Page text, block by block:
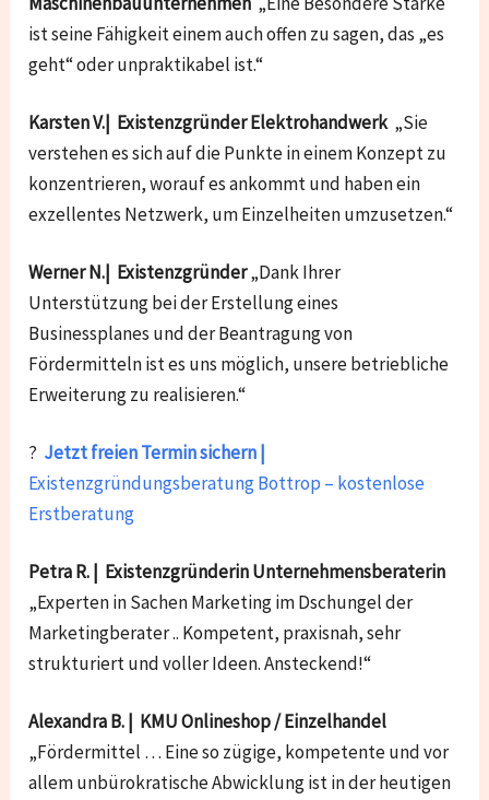
ist seine Fähigkeit einem auch offen zu sagen, das „es
geht“ oder unpraktikabel ist.“
Karsten V.| Existenzgründer Elektrohandwerk „Sie
verstehen es sich auf die Punkte in einem Konzept zu
konzentrieren, worauf es ankommt und haben ein
exzellentes Netzwerk, um Einzelheiten umzusetzen.“
Werner N.| Existenzgründer„Dank Ihrer
Unterstützung bei der Erstellung eines
Businessplanes und der Beantragung von
Fördermitteln ist es uns möglich, unsere betriebliche
Erweiterung zu realisieren.“
? Jetzt freien Termin sichern |
Existenzgründungsberatung Bottrop – kostenlose
Erstberatung
Petra R. | Existenzgründerin Unternehmensberaterin
„Experten in Sachen Marketing im Dschungel der
Marketingberater .. Kompetent, praxisnah, sehr
strukturiert und voller Ideen. Ansteckend!“
Alexandra B. | KMU Onlineshop / Einzelhandel
„Fördermittel … Eine so zügige, kompetente und vor
allem unbürokratische Abwicklung ist in der heutigen